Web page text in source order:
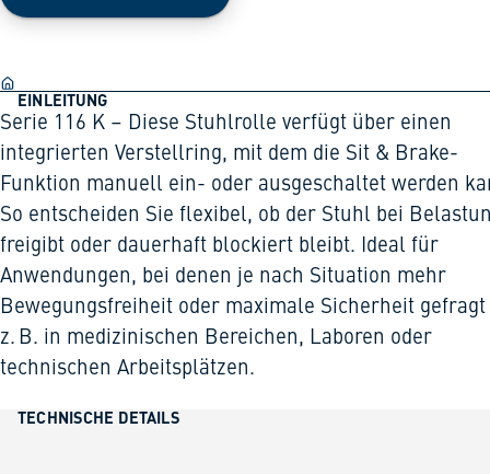
EINLEITUNG
Serie 116 K – Diese Stuhlrolle verfügt über einen
integrierten Verstellring, mit dem die Sit & Brake-
Funktion manuell ein- oder ausgeschaltet werden
So entscheiden Sie flexibel, ob der Stuhl bei
freigibt oder dauerhaft blockiert bleibt. Ideal für
Anwendungen, bei denen je nach Situation mehr
Bewegungsfreiheit oder maximale Sicherheit
z. B. in medizinischen Bereichen, Laboren oder
technischen Arbeitsplätzen.
TECHNISCHE DETAILS